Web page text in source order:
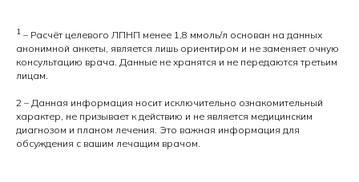
1 – Расчёт целевого ЛПНП менее 1,8 ммоль/л основан на данных
анонимной анкеты, является лишь ориентиром и не заменяет очную
консультацию врача. Данные не хранятся и не передаются третьим
лицам.
2 – Данная информация носит исключительно ознакомительный
характер, не призывает к действию и не является медицинским
диагнозом и планом лечения. Это важная информация для
обсуждения с вашим лечащим врачом.